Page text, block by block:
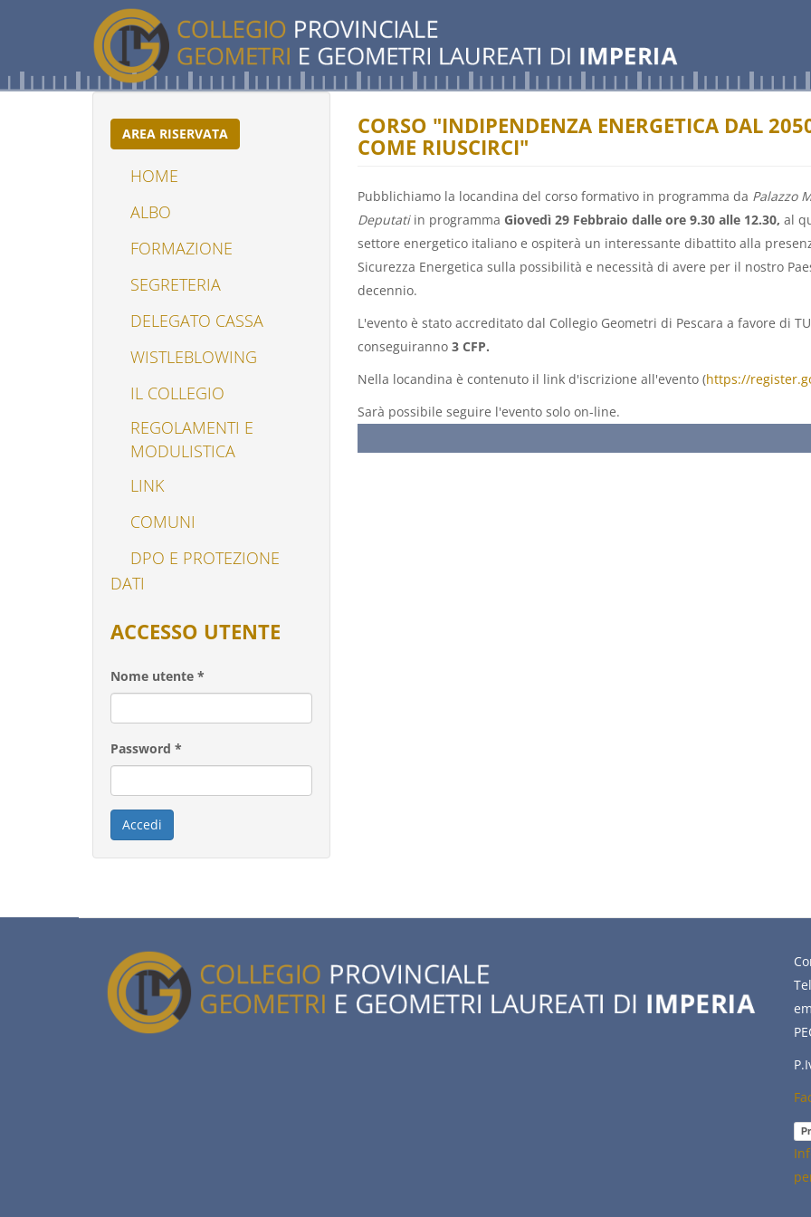
principale
AREA RISERVATA
HOME
ALBO
FORMAZIONE
SEGRETERIA
DELEGATO CASSA
WISTLEBLOWING
IL COLLEGIO
REGOLAMENTI E
MODULISTICA
LINK
COMUNI
DPO E PROTEZIONE
DATI
ACCESSO UTENTE
Nome utente *
Password *
Accedi
CORSO "INDIPENDENZA ENERGETICA DAL
COME RIUSCIRCI"
Pubblichiamo la locandina del corso formativo in programma da Palazzo
Deputatiin programma Giovedì 29 Febbraio dalle ore 9.30 alle 12.30, al
settore energetico italiano e ospiterà un interessante dibattito alla
Sicurezza Energetica sulla possibilità e necessità di avere per il nostro
decennio.
L'evento è stato accreditato dal Collegio Geometri di Pescara a favore di
conseguiranno 3 CFP.
Nella locandina è contenuto il link d'iscrizione all'evento (https://
Sarà possibile seguire l'evento solo on-line.